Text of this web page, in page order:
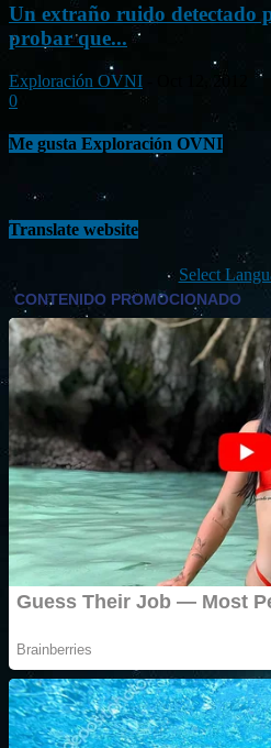
Un extraño ruido detectado
probar que...
Exploración OVNI
Oct 12, 2012
0
Me gusta Exploración OVNI
Translate website
Select